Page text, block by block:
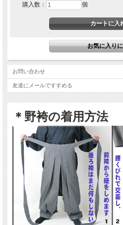
購入数： 個
お問い合わせ
友達にメールですすめる
＊野袴の着用方法